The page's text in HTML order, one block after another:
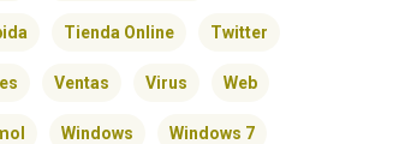
Tienda Online Twitter
Ventas Virus Web
Windows Windows 7